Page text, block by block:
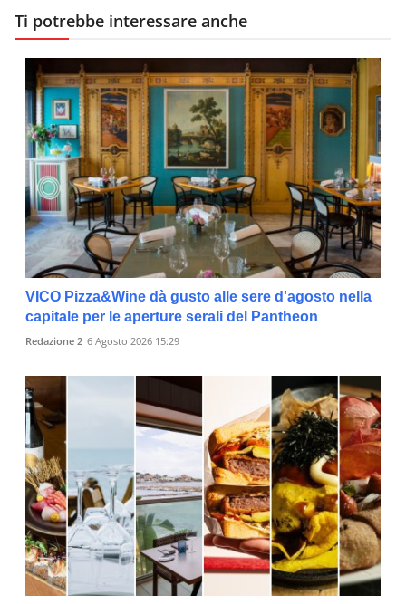
Ti potrebbe interessare anche
VICO Pizza&Wine dà gusto alle sere d'agosto nella
capitale per le aperture serali del Pantheon
Redazione 2 6 Agosto 2026 15:29